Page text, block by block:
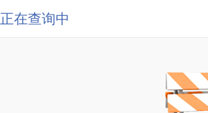
正在查询中